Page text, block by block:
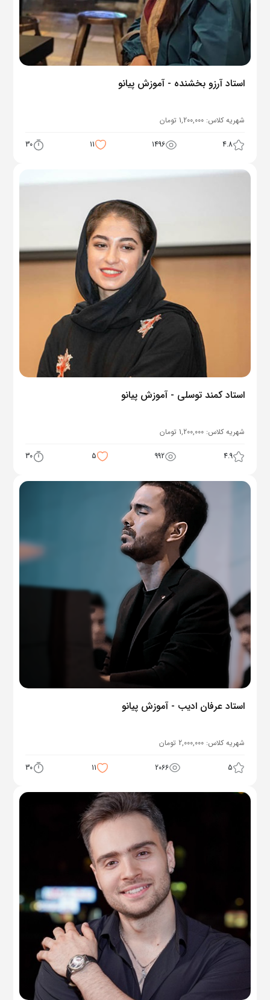
استاد آرزو بخشنده - آموزش پیانو
شهریه کلاس: 1,200,000 تومان
4.8
1496
11
30
استاد کمند توسلی - آموزش پیانو
شهریه کلاس: 1,200,000 تومان
4.9
992
5
30
استاد عرفان ادیب - آموزش پیانو
شهریه کلاس: 2,000,000 تومان
5
2066
11
30